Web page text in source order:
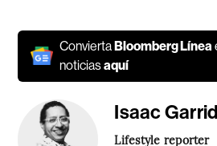
ConviertaBloomberg Línea
noticiasaquí
Isaac
Lifestyle reporter